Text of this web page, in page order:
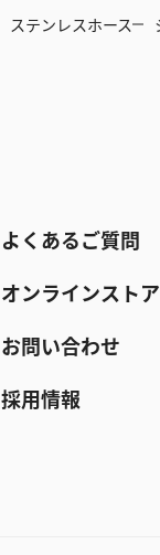
ステンレスホース
よくあるご質問
オンラインストア
お問い合わせ
採用情報